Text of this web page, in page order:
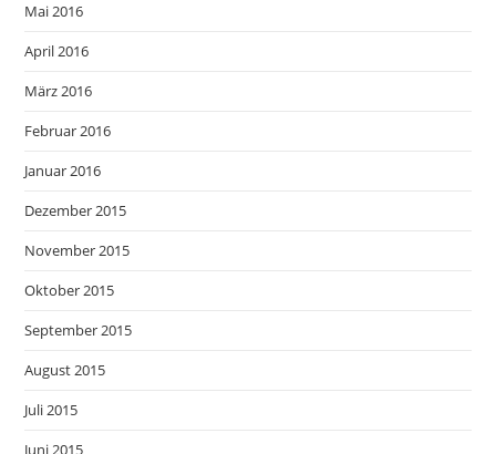
Mai 2016
April 2016
März 2016
Februar 2016
Januar 2016
Dezember 2015
November 2015
Oktober 2015
September 2015
August 2015
Juli 2015
Juni 2015